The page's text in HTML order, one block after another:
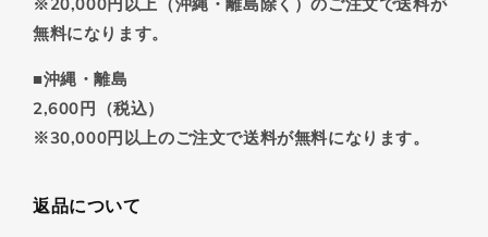
※20,000円以上（沖縄・離島除く）のご注文で送料が
無料になります。
■沖縄・離島
2,600円（税込）
※30,000円以上のご注文で送料が無料になります。
返品について